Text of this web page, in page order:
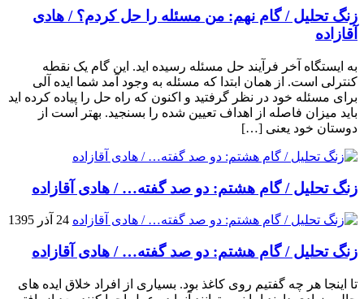
زنگ تحلیل / گام نهم: من مسئله را حل کردم؟ / هادی
آقازاده
به ایستگاه آخر فرآیند حل مسئله رسیده اید. این گام یک نقطه
کنترلی است. از همان ابتدا که مسئله به وجود آمد شما ایده آلی
برای مسئله خود در نظر گرفتید و اکنون که راه حل را پیاده کرده اید
باید میزان فاصله از اهداف تعیین شده را بسنجید. بهتر است از
دوستان خود یعنی […]
زنگ تحلیل / گام هشتم: دو صد گفته… / هادی آقازاده
24 آذر 1395
زنگ تحلیل / گام هشتم: دو صد گفته… / هادی آقازاده
تا اینجا هر چه گفتیم روی کاغذ بود. بسیاری از افراد خلاق ایده های